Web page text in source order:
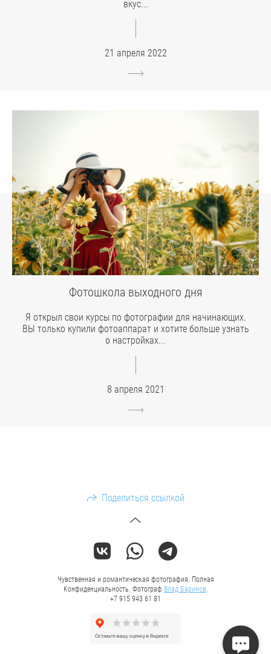
вкус...
21 апреля 2022
Фотошкола выходного дня
Я открыл свои курсы по фотографии для начинающих.
ВЫ только купили фотоаппарат и хотите больше узнать
о настройках...
8 апреля 2021
Поделиться ссылкой
Чувственная и романтическая фотография. Полная
Конфиденциальность. Фотограф Влад Баринов.
+7 915 943 61 81